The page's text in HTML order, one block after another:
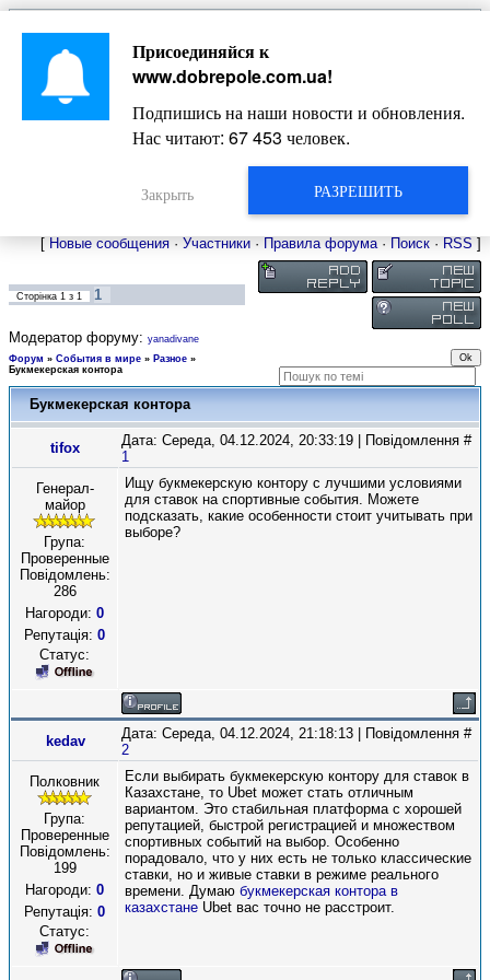
Главная
Новости
Довідкова
Фото
Оголошення
Видео
Жизнь Добропольского края
[ Новые сообщения · Участники · Правила форума· Поиск · RSS ]
Сторінка 1 з 1 1
Модератор форуму: yanadivane
Форум » События в мире » Разное »
Букмекерская контора
Букмекерская контора
tifox
Дата: Середа, 04.12.2024, 20:33:19 | Повідомлення #
1
Генерал-
майор
Група:
Проверенные
Повідомлень:
286
Нагороди: 0
Репутація: 0
Статус:
Ищу букмекерскую контору с лучшими условиями
для ставок на спортивные события. Можете
подсказать, какие особенности стоит учитывать при
выборе?
kedav
Дата: Середа, 04.12.2024, 21:18:13 | Повідомлення #
2
Полковник
Група:
Проверенные
Повідомлень:
199
Нагороди: 0
Репутація: 0
Статус:
Если выбирать букмекерскую контору для ставок в
Казахстане, то Ubet может стать отличным
вариантом. Это стабильная платформа с хорошей
репутацией, быстрой регистрацией и множеством
спортивных событий на выбор. Особенно
порадовало, что у них есть не только классические
ставки, но и живые ставки в режиме реального
времени. Думаю букмекерская контора в
казахстане Ubet вас точно не расстроит.
Присоединяйся к
www.dobrepole.com.ua!
Подпишись на наши новости и обновления.
Нас читают: 67 453 человек.
РАЗРЕШИТЬ
Закрыть